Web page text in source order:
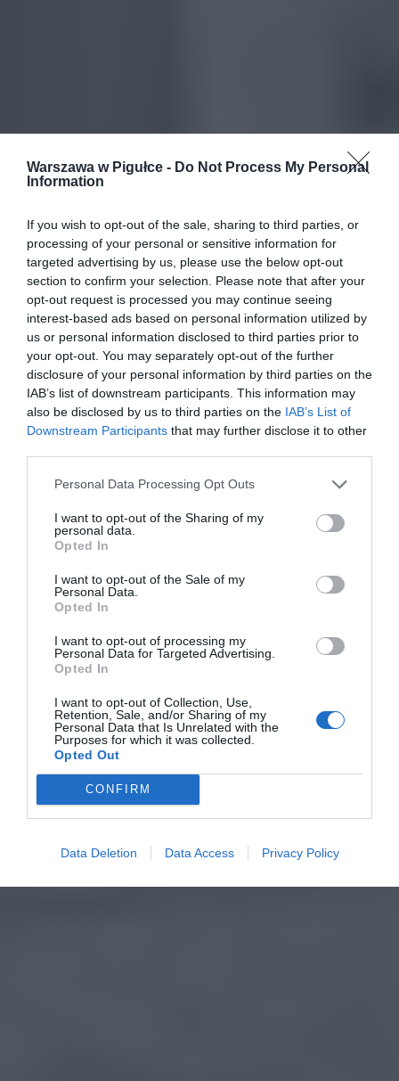
Warszawa w Pigułce - Do Not Process My Personal
Information
If you wish to opt-out of the sale, sharing to third parties, or
processing of your personal or sensitive information for
targeted advertising by us, please use the below opt-out
section to confirm your selection. Please note that after your
opt-out request is processed you may continue seeing
interest-based ads based on personal information utilized by
us or personal information disclosed to third parties prior to
your opt-out. You may separately opt-out of the further
disclosure of your personal information by third parties on the
IAB’s list of downstream participants. This information may
also be disclosed by us to third parties on the IAB’s List of
Downstream Participants that may further disclose it to other
Personal Data Processing Opt Outs
I want to opt-out of the Sharing of my
personal data.
Opted In
I want to opt-out of the Sale of my
Personal Data.
Opted In
I want to opt-out of processing my
Personal Data for Targeted Advertising.
Opted In
I want to opt-out of Collection, Use,
Retention, Sale, and/or Sharing of my
Personal Data that Is Unrelated with the
Purposes for which it was collected.
Opted Out
CONFIRM
Data Deletion Data Access Privacy Policy